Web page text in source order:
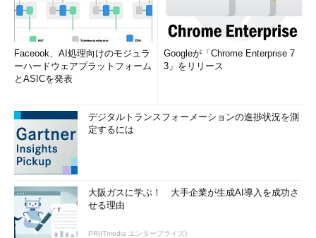
Faceook、AI処理向けのモジュラ
ーハードウェアプラットフォーム
とASICを発表
Googleが「Chrome Enterprise 7
3」をリリース
デジタルトランスフォーメーションの進捗状況を測
定するには
大阪ガスに学ぶ！ 大手企業が生成AI導入を成功さ
せる理由
PR(ITmedia エンタープライズ)